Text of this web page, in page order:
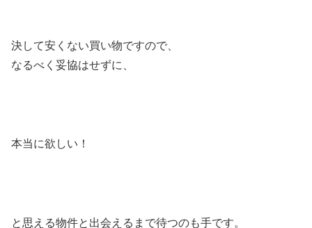
決して安くない買い物ですので、
なるべく妥協はせずに、
本当に欲しい！
と思える物件と出会えるまで待つのも手です。